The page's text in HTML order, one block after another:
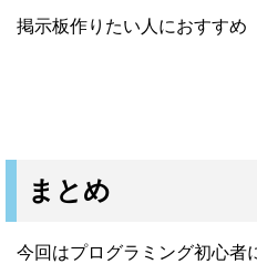
掲示板作りたい人におすすめ
まとめ
今回はプログラミング初心者